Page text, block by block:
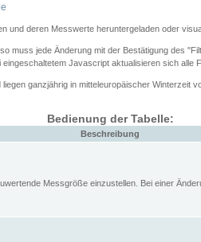
und deren Messwerte heruntergeladen oder
muss jede Änderung mit der Bestätigung des
Javascript aktualisieren sich alle
ganzjährig in mitteleuropäischer Winterzeit
Bedienung der Tabelle:
Beschreibung
Messgröße einzustellen. Bei einer